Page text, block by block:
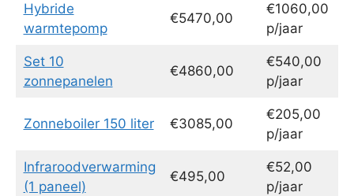
Hybride
warmtepomp
€5470,00
€1060,00
p/jaar
Set 10
zonnepanelen
€4860,00
€540,00
p/jaar
Zonneboiler 150 liter €3085,00
€205,00
p/jaar
Infraroodverwarming
(1 paneel)
€495,00
€52,00
p/jaar